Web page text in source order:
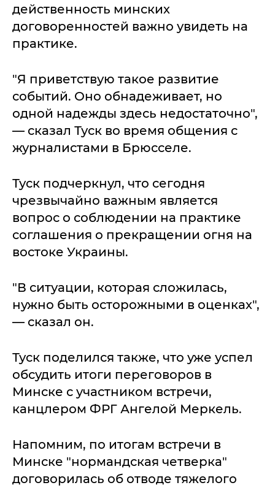
действенность минских
договоренностей важно увидеть на
практике.
"Я приветствую такое развитие
событий. Оно обнадеживает, но
одной надежды здесь недостаточно",
— сказал Туск во время общения с
журналистами в Брюсселе.
Туск подчеркнул, что сегодня
чрезвычайно важным является
вопрос о соблюдении на практике
соглашения о прекращении огня на
востоке Украины.
"В ситуации, которая сложилась,
нужно быть осторожными в оценках",
— сказал он.
Туск поделился также, что уже успел
обсудить итоги переговоров в
Минске с участником встречи,
канцлером ФРГ Ангелой Меркель.
Напомним, по итогам встречи в
Минске "нормандская четверка"
договорилась об отводе тяжелого